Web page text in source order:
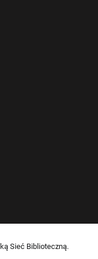
Sieć Biblioteczną.